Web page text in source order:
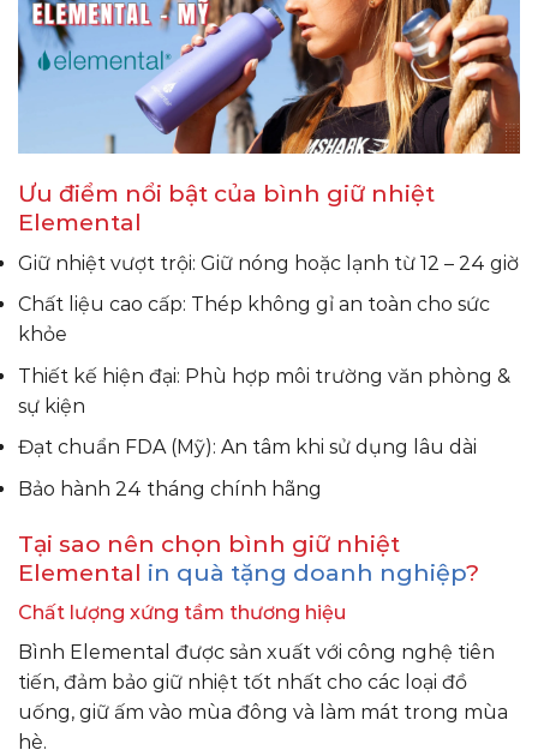
Ưu điểm nổi bật của bình giữ nhiệt
Elemental
Giữ nhiệt vượt trội: Giữ nóng hoặc lạnh từ 12 – 24 giờ
Chất liệu cao cấp: Thép không gỉ an toàn cho sức
khỏe
Thiết kế hiện đại: Phù hợp môi trường văn phòng &
sự kiện
Đạt chuẩn FDA (Mỹ): An tâm khi sử dụng lâu dài
Bảo hành 24 tháng chính hãng
Tại sao nên chọn bình giữ nhiệt
Elemental in quà tặng doanh nghiệp?
Chất lượng xứng tầm thương hiệu
Bình Elemental được sản xuất với công nghệ tiên
tiến, đảm bảo giữ nhiệt tốt nhất cho các loại đồ
uống, giữ ấm vào mùa đông và làm mát trong mùa
hè.